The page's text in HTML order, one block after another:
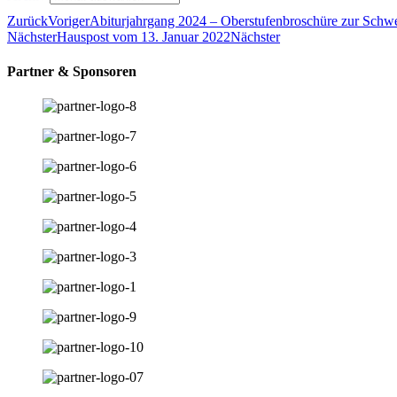
ZurückVorigerAbiturjahrgang 2024 – Oberstufenbroschüre zur
NächsterHauspost vom 13. Januar 2022Nächster
Partner & Sponsoren